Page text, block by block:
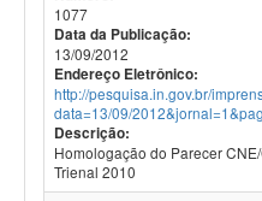
1077
Data da Publicação:
13/09/2012
Endereço Eletrônico:
http://pesquisa.in.gov.br/
data=13/09/
Descrição:
Homologação do Parecer
Trienal 2010